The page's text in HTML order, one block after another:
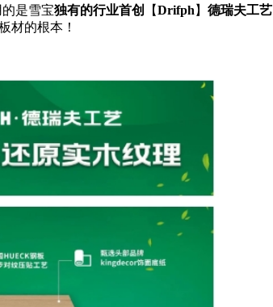
是雪宝独有的行业首创 【Drifph 】 德瑞夫工艺
材的根本！